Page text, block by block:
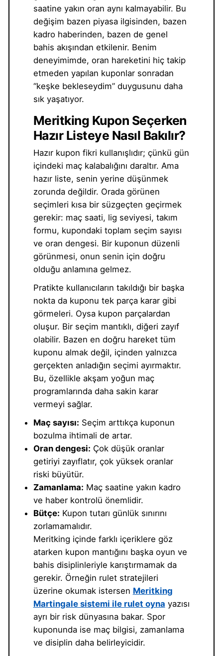
saatine yakın oran aynı kalmayabilir. Bu
değişim bazen piyasa ilgisinden, bazen
kadro haberinden, bazen de genel
bahis akışından etkilenir. Benim
deneyimimde, oran hareketini hiç takip
etmeden yapılan kuponlar sonradan
“keşke bekleseydim” duygusunu daha
sık yaşatıyor.
Meritking Kupon Seçerken
Hazır Listeye Nasıl Bakılır?
Hazır kupon fikri kullanışlıdır; çünkü gün
içindeki maç kalabalığını daraltır. Ama
hazır liste, senin yerine düşünmek
zorunda değildir. Orada görünen
seçimleri kısa bir süzgeçten geçirmek
gerekir: maç saati, lig seviyesi, takım
formu, kupondaki toplam seçim sayısı
ve oran dengesi. Bir kuponun düzenli
görünmesi, onun senin için doğru
olduğu anlamına gelmez.
Pratikte kullanıcıların takıldığı bir başka
nokta da kuponu tek parça karar gibi
görmeleri. Oysa kupon parçalardan
oluşur. Bir seçim mantıklı, diğeri zayıf
olabilir. Bazen en doğru hareket tüm
kuponu almak değil, içinden yalnızca
gerçekten anladığın seçimi ayırmaktır.
Bu, özellikle akşam yoğun maç
programlarında daha sakin karar
vermeyi sağlar.
Maç sayısı: Seçim arttıkça kuponun
bozulma ihtimali de artar.
Oran dengesi: Çok düşük oranlar
getiriyi zayıflatır, çok yüksek oranlar
riski büyütür.
Zamanlama: Maç saatine yakın kadro
ve haber kontrolü önemlidir.
Bütçe: Kupon tutarı günlük sınırını
zorlamamalıdır.
Meritking içinde farklı içeriklere göz
atarken kupon mantığını başka oyun ve
bahis disiplinleriyle karıştırmamak da
gerekir. Örneğin rulet stratejileri
üzerine okumak istersen Meritking
Martingale sistemi ile rulet oyna yazısı
ayrı bir risk dünyasına bakar. Spor
kuponunda ise maç bilgisi, zamanlama
ve disiplin daha belirleyicidir.